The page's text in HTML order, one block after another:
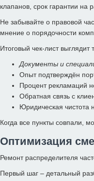
клапанов, срок гарантии на
Не забывайте о правовой
мнение о порядочности
Итоговый чек-лист выглядит
Документы и
Опыт подтверждён
Процент рекламаций
Обратная связь с
Юридическая чистота
Когда все пункты совпали,
Оптимизация
Ремонт распределителя
Первый шаг – детальный